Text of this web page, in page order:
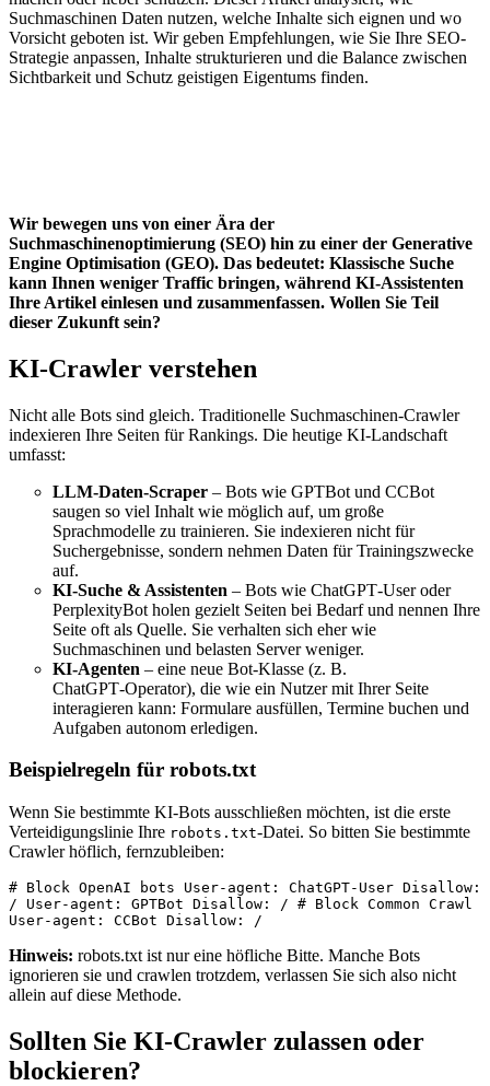
Suchmaschinen Daten nutzen, welche Inhalte sich eignen und wo
Vorsicht geboten ist. Wir geben Empfehlungen, wie Sie Ihre SEO-
Strategie anpassen, Inhalte strukturieren und die Balance zwischen
Sichtbarkeit und Schutz geistigen Eigentums finden.
Wir bewegen uns von einer Ära der
Suchmaschinenoptimierung (SEO) hin zu einer der Generative
Engine Optimisation (GEO). Das bedeutet: Klassische Suche
kann Ihnen weniger Traffic bringen, während KI‑Assistenten
Ihre Artikel einlesen und zusammenfassen. Wollen Sie Teil
dieser Zukunft sein?
KI‑Crawler verstehen
Nicht alle Bots sind gleich. Traditionelle Suchmaschinen‑Crawler
indexieren Ihre Seiten für Rankings. Die heutige KI‑Landschaft
umfasst:
LLM‑Daten‑Scraper – Bots wie GPTBot und CCBot
saugen so viel Inhalt wie möglich auf, um große
Sprachmodelle zu trainieren. Sie indexieren nicht für
Suchergebnisse, sondern nehmen Daten für Trainingszwecke
auf.
KI‑Suche & Assistenten – Bots wie ChatGPT‑User oder
PerplexityBot holen gezielt Seiten bei Bedarf und nennen Ihre
Seite oft als Quelle. Sie verhalten sich eher wie
Suchmaschinen und belasten Server weniger.
KI‑Agenten – eine neue Bot‑Klasse (z. B.
ChatGPT‑Operator), die wie ein Nutzer mit Ihrer Seite
interagieren kann: Formulare ausfüllen, Termine buchen und
Aufgaben autonom erledigen.
Beispielregeln für robots.txt
Wenn Sie bestimmte KI‑Bots ausschließen möchten, ist die erste
Verteidigungslinie Ihre robots.txt-Datei. So bitten Sie bestimmte
Crawler höflich, fernzubleiben:
# Block OpenAI bots User-agent: ChatGPT-User Disallow:
/ User-agent: GPTBot Disallow: / # Block Common Crawl
User-agent: CCBot Disallow: /
Hinweis: robots.txt ist nur eine höfliche Bitte. Manche Bots
ignorieren sie und crawlen trotzdem, verlassen Sie sich also nicht
allein auf diese Methode.
Sollten Sie KI‑Crawler zulassen oder
blockieren?